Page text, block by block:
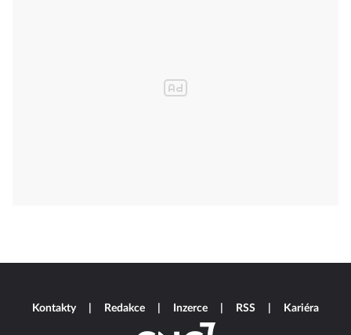
Kontakty Redakce Inzerce RSS Kariéra